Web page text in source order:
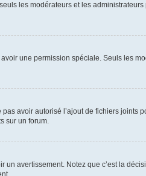
les modérateurs et les
une permission spéciale. Seuls les
avoir autorisé l’ajout de fichiers
sur un forum.
avertissement. Notez que c’est la